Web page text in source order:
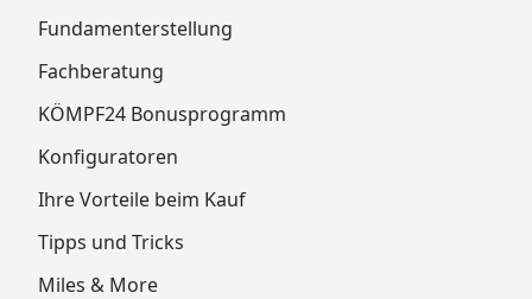
Fundamenterstellung
Fachberatung
KÖMPF24 Bonusprogramm
Konfiguratoren
Ihre Vorteile beim Kauf
Tipps und Tricks
Miles & More